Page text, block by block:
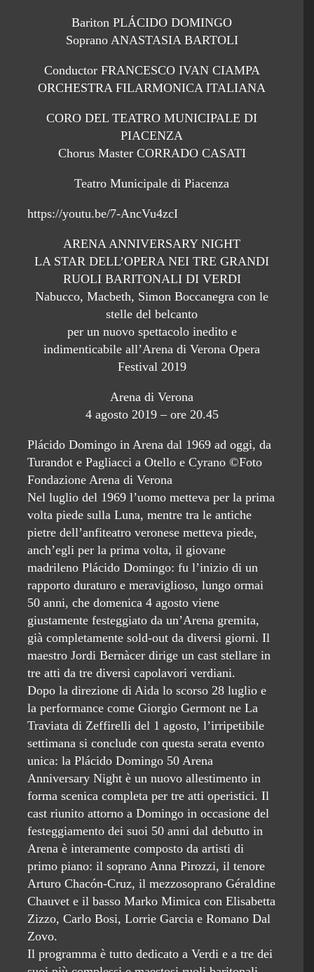
Bariton PLÁCIDO DOMINGO
Soprano ANASTASIA BARTOLI
Conductor FRANCESCO IVAN CIAMPA
ORCHESTRA FILARMONICA ITALIANA
CORO DEL TEATRO MUNICIPALE DI
PIACENZA
Chorus Master CORRADO CASATI
Teatro Municipale di Piacenza
https://youtu.be/7-AncVu4zcI
ARENA ANNIVERSARY NIGHT
LA STAR DELL’OPERA NEI TRE GRANDI
RUOLI BARITONALI DI VERDI
Nabucco, Macbeth, Simon Boccanegra con le
stelle del belcanto
per un nuovo spettacolo inedito e
indimenticabile all’Arena di Verona Opera
Festival 2019
Arena di Verona
4 agosto 2019 – ore 20.45
Plácido Domingo in Arena dal 1969 ad oggi, da
Turandot e Pagliacci a Otello e Cyrano ©Foto
Fondazione Arena di Verona
Nel luglio del 1969 l’uomo metteva per la prima
volta piede sulla Luna, mentre tra le antiche
pietre dell’anfiteatro veronese metteva piede,
anch’egli per la prima volta, il giovane
madrileno Plácido Domingo: fu l’inizio di un
rapporto duraturo e meraviglioso, lungo ormai
50 anni, che domenica 4 agosto viene
giustamente festeggiato da un’Arena gremita,
già completamente sold-out da diversi giorni. Il
maestro Jordi Bernàcer dirige un cast stellare in
tre atti da tre diversi capolavori verdiani.
Dopo la direzione di Aida lo scorso 28 luglio e
la performance come Giorgio Germont ne La
Traviata di Zeffirelli del 1 agosto, l’irripetibile
settimana si conclude con questa serata evento
unica: la Plácido Domingo 50 Arena
Anniversary Night è un nuovo allestimento in
forma scenica completa per tre atti operistici. Il
cast riunito attorno a Domingo in occasione del
festeggiamento dei suoi 50 anni dal debutto in
Arena è interamente composto da artisti di
primo piano: il soprano Anna Pirozzi, il tenore
Arturo Chacón-Cruz, il mezzosoprano Géraldine
Chauvet e il basso Marko Mimica con Elisabetta
Zizzo, Carlo Bosi, Lorrie Garcia e Romano Dal
Zovo.
Il programma è tutto dedicato a Verdi e a tre dei